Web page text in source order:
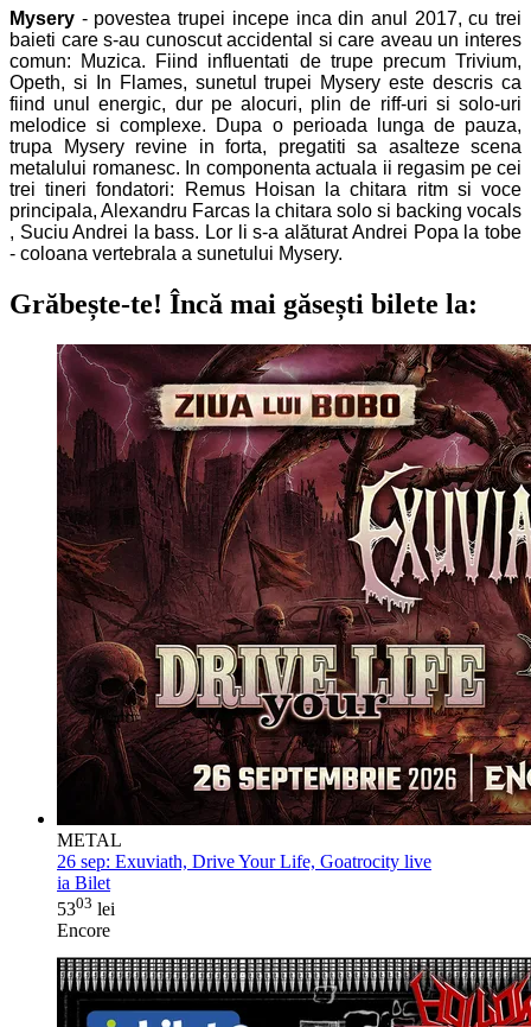
Mysery - povestea trupei incepe inca din anul 2017, cu trei
baieti care s-au cunoscut accidental si care aveau un interes
comun: Muzica. Fiind influentati de trupe precum Trivium,
Opeth, si In Flames, sunetul trupei Mysery este descris ca
fiind unul energic, dur pe alocuri, plin de riff-uri si solo-uri
melodice si complexe. Dupa o perioada lunga de pauza,
trupa Mysery revine in forta, pregatiti sa asalteze scena
metalului romanesc. In componenta actuala ii regasim pe cei
trei tinerifondatori: Remus Hoisan la chitara ritm si voce
principala, Alexandru Farcas la chitara solo si backing vocals
, Suciu Andrei la bass. Lor li s-a alăturatAndrei Popa la tobe
- coloana vertebrala a sunetului Mysery.
Grăbește-te! Încă mai găsești bilete la:
METAL
26 sep: Exuviath, Drive Your Life, Goatrocity live
ia Bilet
5303 lei
Encore